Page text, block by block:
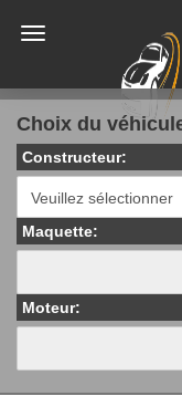
Choix du
Constructeur:
Maquette:
Moteur: